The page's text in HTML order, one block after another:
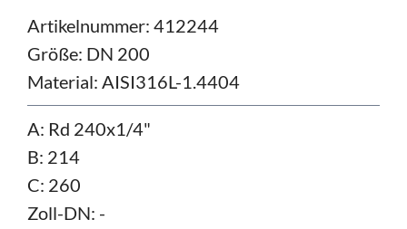
Artikelnummer: 412244
Größe: DN 200
Material: AISI316L-1.4404
A: Rd 240x1/4"
B: 214
C: 260
Zoll-DN: -